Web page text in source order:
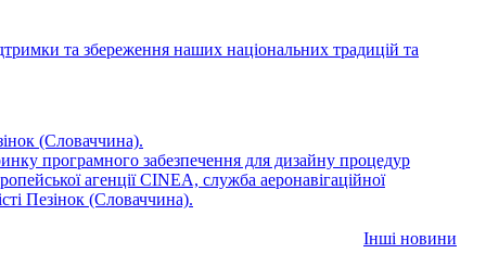
та збереження наших національних традицій та
(Словаччина).
програмного забезпечення для дизайну процедур
агенції CINEA, служба аеронавігаційної
Пезінок (Словаччина).
Інші новини